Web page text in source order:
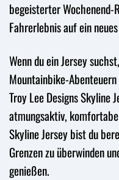
begeisterter Wochenend-
Fahrerlebnis auf ein
Wenn du ein Jersey
Mountainbike-
Troy Lee Designs Skyline
atmungsaktiv,
Skyline Jersey bist du
Grenzen zu überwinden
genießen.